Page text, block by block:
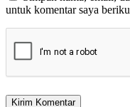
untuk komentar saya